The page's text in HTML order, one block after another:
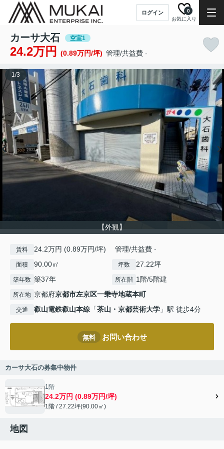
ログイン
お気に入り
0
カーサ大石 空室1
24.2万円 (0.89万円/坪) 管理/共益費 -
【外観】
1/3
賃料 24.2万円 (0.89万円/坪) 管理/共益費 -
面積 90.00㎡ 坪数 27.22坪
築年数 築37年 所在階 1階/5階建
所在地 京都府京都市左京区一乗寺地蔵本町
交通 叡山電鉄叡山本線 「茶山・京都芸術大学 」駅 徒歩4分
無料 お問い合わせ
カーサ大石の募集中物件
1階
24.2万円 (0.89万円/坪)
1階 / 27.22坪(90.00㎡)
地図